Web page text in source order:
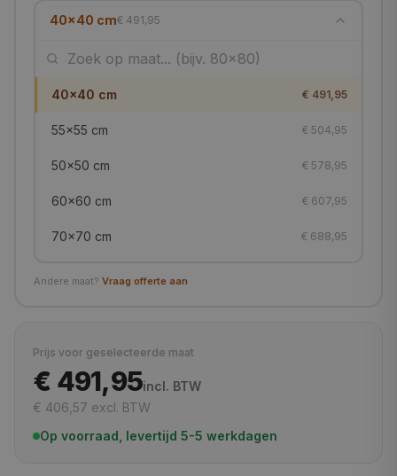
40x40 cm€ 491,95
40x40 cm € 491,95
55x55 cm € 504,95
50x50 cm € 578,95
60x60 cm € 607,95
70x70 cm € 688,95
105x105 cm
120x120 cm
Andere maat? Vraag offerte aan
Prijs voor geselecteerde maat
€ 491,95incl. BTW
€ 406,57 excl. BTW
Op voorraad, levertijd 5-5 werkdagen